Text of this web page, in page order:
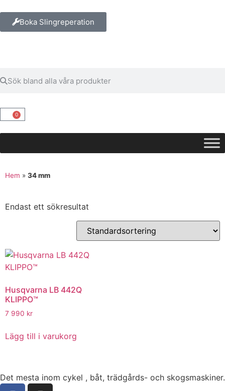
Boka Slingreperation
0
Hem » 34 mm
Endast ett sökresultat
Husqvarna LB 442Q
KLIPPO™
7 990 kr
Lägg till i varukorg
Det mesta inom cykel , båt, trädgårds- och skogsmaskiner.